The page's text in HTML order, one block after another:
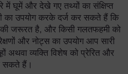
घूमें और देखे गए तथ्यों का संक्षिप्त
का उपयोग करके दर्ज कर सकते हैं कि
जरूरत है, और किसी गलतफहमी को
और नोट्स का उपयोग आप सारी
अथवा व्यक्ति विशेष को प्रेरित और
सकते हैं।